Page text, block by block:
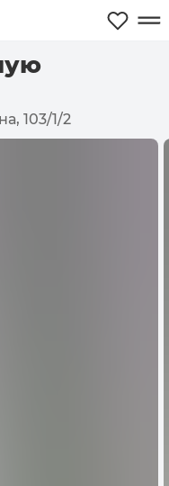
103/1/2